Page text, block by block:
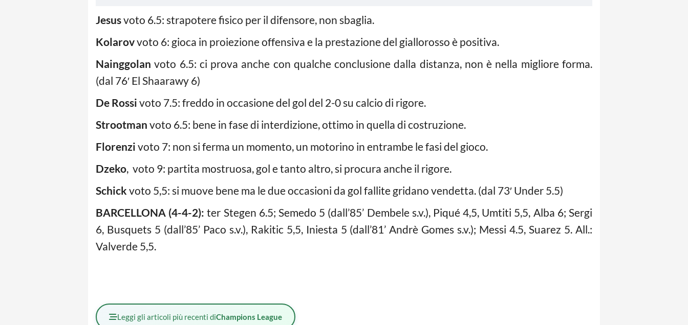
Jesusvoto 6.5: strapotere fisico per il difensore, non sbaglia.
Kolarovvoto 6: gioca in proiezione offensiva e la prestazione del giallorosso è positiva.
Nainggolan voto 6.5: ci prova anche con qualche conclusione dalla distanza, non è nella migliore forma.
(dal 76′ El Shaarawy 6)
De Rossi voto 7.5: freddo in occasione del gol del 2-0 su calcio di rigore.
Strootman voto 6.5: bene in fase di interdizione, ottimo in quella di costruzione.
Florenzi voto 7: non si ferma un momento, un motorino in entrambe le fasi del gioco.
Dzeko, voto 9: partita mostruosa, gol e tanto altro, si procura anche il rigore.
Schick voto 5,5: si muove bene ma le due occasioni da gol fallite gridano vendetta. (dal 73′ Under 5.5)
BARCELLONA (4-4-2): ter Stegen 6.5; Semedo 5 (dall’85’ Dembele s.v.), Piqué 4,5, Umtiti 5,5, Alba 6; Sergi
6, Busquets 5 (dall’85’ Paco s.v.), Rakitic 5,5, Iniesta 5 (dall’81’ Andrè Gomes s.v.); Messi 4.5, Suarez 5. All.:
Valverde 5,5.
Leggi gli articoli più recenti diChampions League